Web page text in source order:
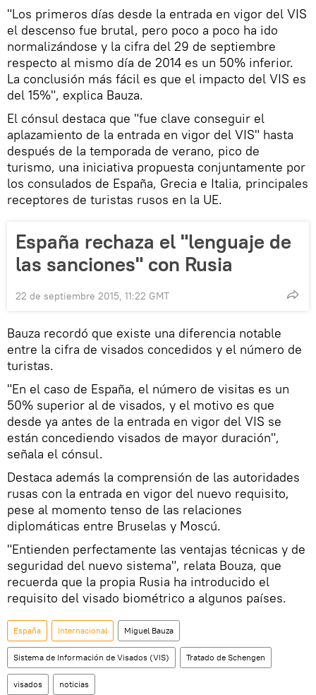
"Los primeros días desde la entrada en vigor del VIS
el descenso fue brutal, pero poco a poco ha ido
normalizándose y la cifra del 29 de septiembre
respecto al mismo día de 2014 es un 50% inferior.
La conclusión más fácil es que el impacto del VIS es
del 15%", explica Bauza.
El cónsul destaca que "fue clave conseguir el
aplazamiento de la entrada en vigor del VIS" hasta
después de la temporada de verano, pico de
turismo, una iniciativa propuesta conjuntamente por
los consulados de España, Grecia e Italia, principales
receptores de turistas rusos en la UE.
España rechaza el "lenguaje de
las sanciones" con Rusia
22 de septiembre 2015, 11:22 GMT
Bauza recordó que existe una diferencia notable
entre la cifra de visados concedidos y el número de
turistas.
"En el caso de España, el número de visitas es un
50% superior al de visados, y el motivo es que
desde ya antes de la entrada en vigor del VIS se
están concediendo visados de mayor duración",
señala el cónsul.
Destaca además la comprensión de las autoridades
rusas con la entrada en vigor del nuevo requisito,
pese al momento tenso de las relaciones
diplomáticas entre Bruselas y Moscú.
"Entienden perfectamente las ventajas técnicas y de
seguridad del nuevo sistema", relata Bouza, que
recuerda que la propia Rusia ha introducido el
requisito del visado biométrico a algunos países.
España Internacional Miguel Bauza
Sistema de Información de Visados (VIS) Tratado de Schengen
visados noticias